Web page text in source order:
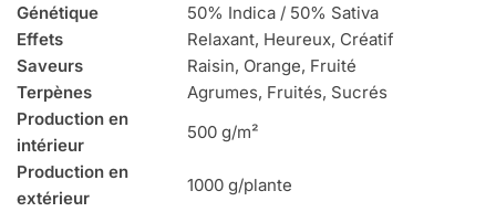
Génétique
50% Indica / 50% Sativa
Effets
Relaxant, Heureux, Créatif
Saveurs
Raisin, Orange, Fruité
Terpènes
Agrumes, Fruités, Sucrés
Production en
intérieur
500 g/m²
Production en
extérieur
1000 g/plante